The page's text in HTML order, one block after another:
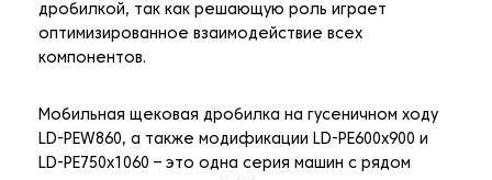
дробилкой, так как решающую роль играет
оптимизированное взаимодействие всех
компонентов.
Мобильная щековая дробилка на гусеничном ходу
LD-PEW860, а также модификации LD-PE600x900 и
LD-PE750x1060 – это одна серия машин с рядом